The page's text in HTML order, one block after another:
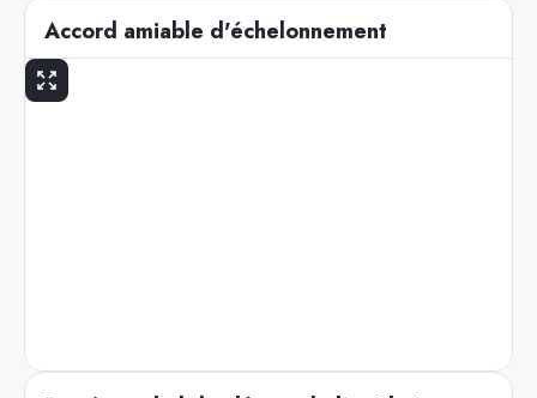
Accord amiable d'échelonnement